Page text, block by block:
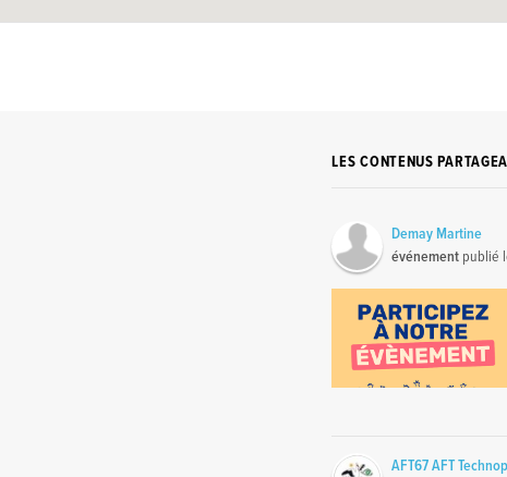
LES CONTENUS
Demay Martine
événement publié
AFT67 AFT